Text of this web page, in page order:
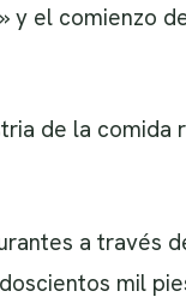
y el comienzo
de la
a través
mil